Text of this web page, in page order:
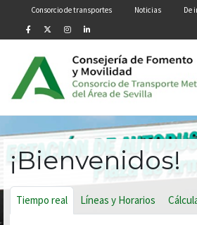
Pasar al contenido principal
Menú secundario
Consorcio de transportes Noticias De
¡Bienvenidos!
Tiempo real Líneas y Horarios